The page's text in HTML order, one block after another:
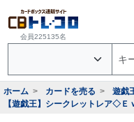
会員225135名
ホーム カードを売る 遊戯
【遊戯王】シークレットレア◇